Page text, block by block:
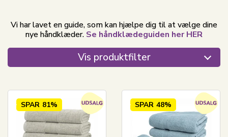
Vi har lavet en guide, som kan hjælpe dig til at vælge dine
nye håndklæder. Se håndklædeguiden her HER
Vis produktfilter
SPAR 81% SPAR 48%